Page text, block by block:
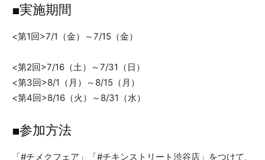
■実施期間
<第1回>7/1（金）～7/15（金）
<第2回>7/16（土）～7/31（日）
<第3回>8/1（月）～8/15（月）
<第4回>8/16（火）～8/31（水）
■参加方法
「#チメクフェア」「#チキンストリート渋谷店」をつけて、